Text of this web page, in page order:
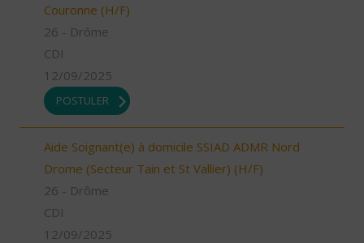
Couronne (H/F)
26 - Drôme
CDI
12/09/2025
POSTULER
Aide Soignant(e) à domicile SSIAD ADMR Nord
Drome (Secteur Tain et St Vallier) (H/F)
26 - Drôme
CDI
12/09/2025